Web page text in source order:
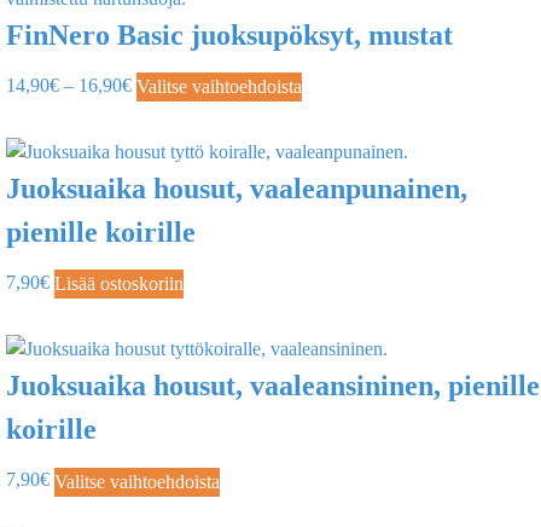
FinNero Basic juoksupöksyt, mustat
14,90€ – 16,90€ Valitse vaihtoehdoista
Juoksuaika housut, vaaleanpunainen,
pienille koirille
7,90€ Lisää ostoskoriin
Juoksuaika housut, vaaleansininen, pienille
koirille
7,90€ Valitse vaihtoehdoista